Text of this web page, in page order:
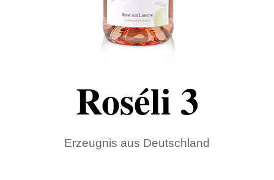
Roséli 3
Erzeugnis aus Deutschland